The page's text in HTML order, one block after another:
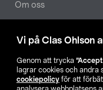
Vi på Clas Ohlson
Genom att trycka
lagrar cookies och andra
cookiepolicy för att
Om oss
Aktuellt
Våra bolag